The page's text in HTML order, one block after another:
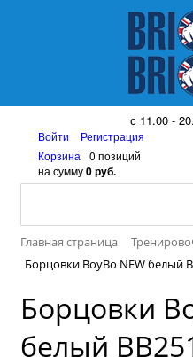
8 (917)
с 11.00 -
Войти
Регистрация
Корзина
0 позиций
на сумму0 руб.
Главная страница
Борцовки BoyBo NEW белый
Борцовки
белый